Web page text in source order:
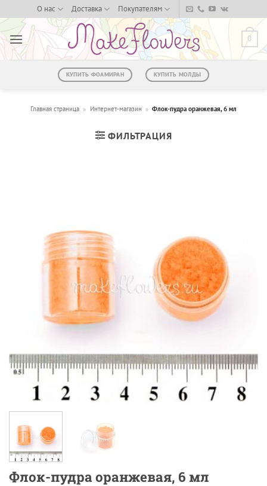
to
content
О нас Доставка Покупателям
0
КУПИТЬ ФОАМИРАН КУПИТЬ МОЛДЫ
Главная страница » Интернет-магазин » Флок-пудра оранжевая, 6 мл
ФИЛЬТРАЦИЯ
Флок-пудра оранжевая, 6 мл